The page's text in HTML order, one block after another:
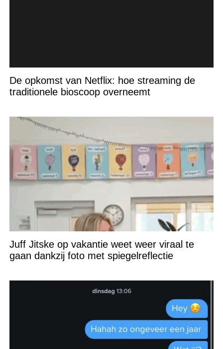
De opkomst van Netflix: hoe streaming de
traditionele bioscoop overneemt
Juff Jitske op vakantie weet weer viraal te
gaan dankzij foto met spiegelreflectie